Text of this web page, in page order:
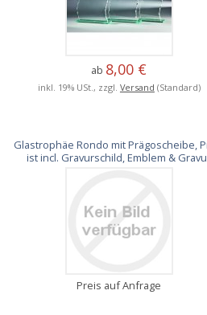
ab 8,00 €
inkl. 19% USt., zzgl. Versand (Standard)
Glastrophäe Rondo mit Prägoscheibe,
ist incl. Gravurschild, Emblem &
Preis auf Anfrage